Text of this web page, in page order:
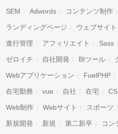
SEM Adwords コンテンツ制作
ランディングページ ウェブサイト
進行管理 アフィリエイト Sass
ゼロイチ 自社開発 BIツール
Webアプリケーション FuelPHP
在宅勤務 vue 自社 在宅 CS
Web制作 Webサイト スポーツ
新規開発 新規 第二新卒 コン